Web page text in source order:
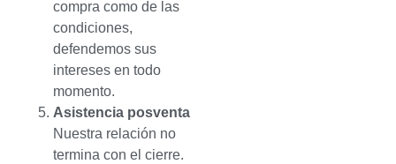
compra como de las
condiciones,
defendemos sus
intereses en todo
momento.
Asistencia posventa
Nuestra relación no
termina con el cierre.